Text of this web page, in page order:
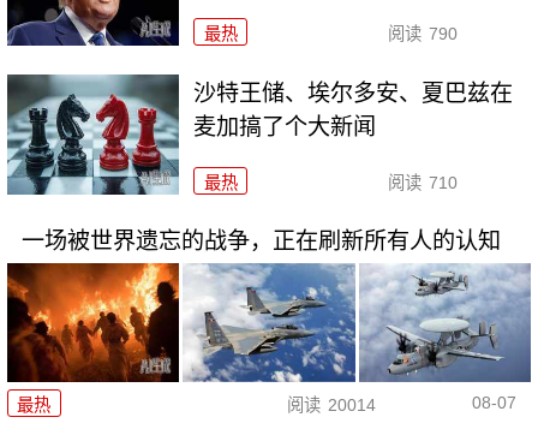
最热 阅读 790
沙特王储、埃尔多安、夏巴兹在
麦加搞了个大新闻
最热 阅读 710
一场被世界遗忘的战争，正在刷新所有人的认知
最热 阅读 20014 08-07